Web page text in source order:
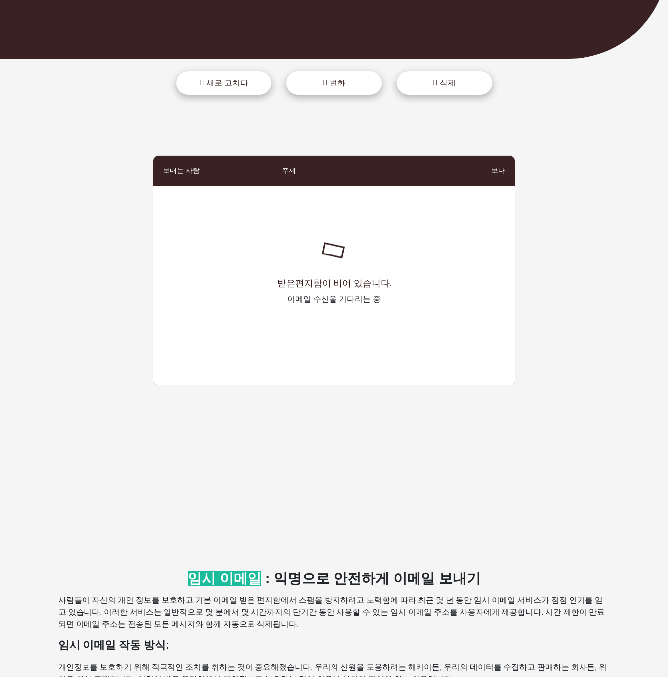
새로 고치다 변화 삭제
보내는 사람 주제 보다
받은편지함이 비어 있습니다.
이메일 수신을 기다리는 중
임시 이메일 : 익명으로 안전하게 이메일 보내기
사람들이 자신의 개인 정보를 보호하고 기본 이메일 받은 편지함에서 스팸을 방지하려고 노력함에 따라 최근 몇 년 동안 임시 이메일 서비스가 점점 인기를 얻
고 있습니다. 이러한 서비스는 일반적으로 몇 분에서 몇 시간까지의 단기간 동안 사용할 수 있는 임시 이메일 주소를 사용자에게 제공합니다. 시간 제한이 만료
되면 이메일 주소는 전송된 모든 메시지와 함께 자동으로 삭제됩니다.
임시 이메일 작동 방식:
개인정보를 보호하기 위해 적극적인 조치를 취하는 것이 중요해졌습니다. 우리의 신원을 도용하려는 해커이든, 우리의 데이터를 수집하고 판매하는 회사든, 위